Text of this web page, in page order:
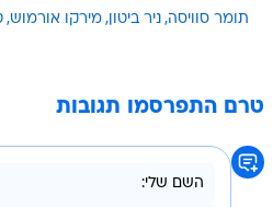
תומר סוויסה ניר ביטון מירקו אורמוש
טרם התפרסמו תגובות